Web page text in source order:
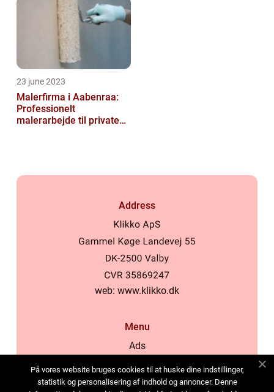
23 june 2023
Malerfirma i Aabenraa:
Professionelt
malerarbejde til private
Address
web: www.klikko.dk
Menu
Ads
Cookies
På vores website bruges cookies til at huske dine indstillinger,
statistik og personalisering af indhold og annoncer. Denne